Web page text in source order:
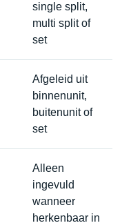
single split,
multi split of
set
Afgeleid uit
binnenunit,
buitenunit of
set
Alleen
ingevuld
wanneer
herkenbaar in